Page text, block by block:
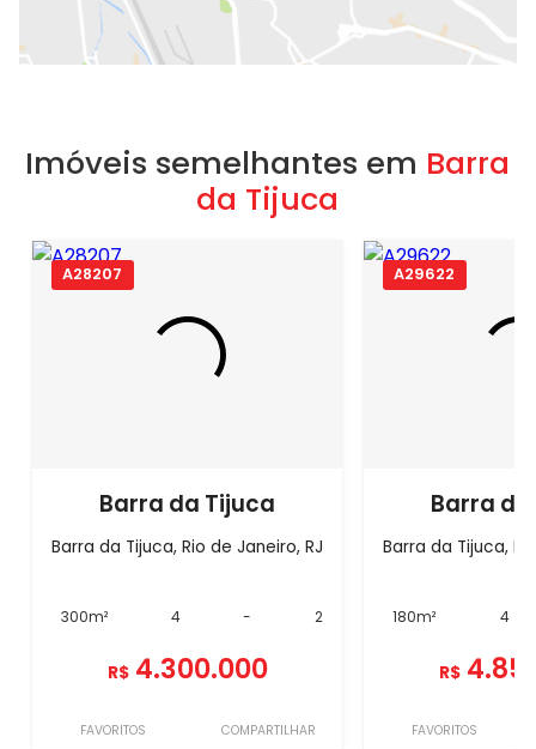
Imóveis semelhantes em Barra
da Tijuca
A28207
Barra da Tijuca
Barra da Tijuca, Rio de Janeiro, RJ
300m² 4 - 2
R$ 4.300.000
FAVORITOS COMPARTILHAR
A29622
Barra
Barra da Tijuca,
180m² 4
R$
FAVORITOS